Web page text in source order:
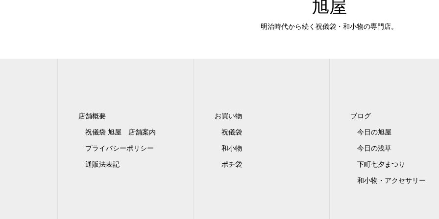
旭屋
明治時代から続く祝儀袋・和小物の専門店。
店舗概要
祝儀袋 旭屋 店舗案内
プライバシーポリシー
通販法表記
お買い物
祝儀袋
和小物
ポチ袋
ブログ
今日の旭屋
今日の浅草
下町七夕まつり
和小物・アクセサリー